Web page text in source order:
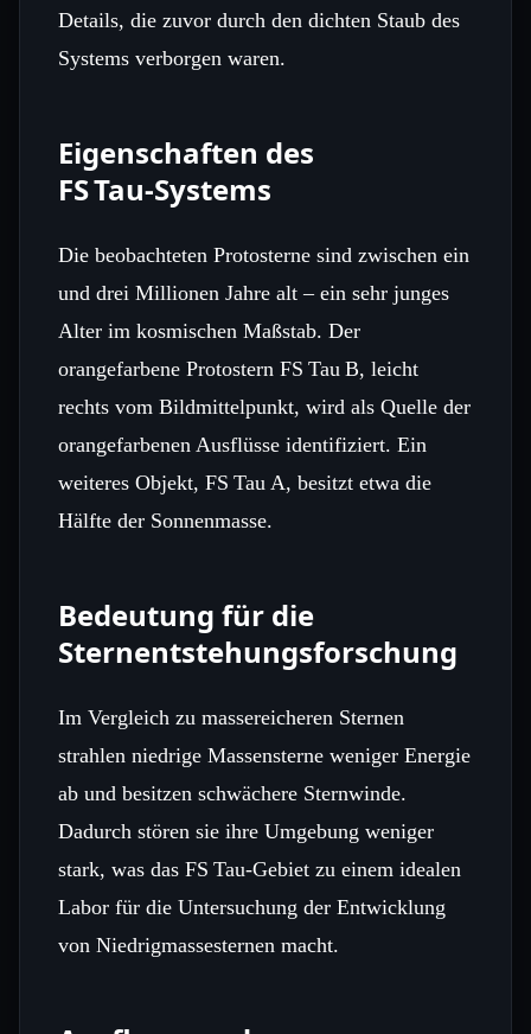
Details, die zuvor durch den dichten Staub des
Systems verborgen waren.
Eigenschaften des
FS Tau‑Systems
Die beobachteten Protosterne sind zwischen ein
und drei Millionen Jahre alt – ein sehr junges
Alter im kosmischen Maßstab. Der
orangefarbene Protostern FS Tau B, leicht
rechts vom Bildmittelpunkt, wird als Quelle der
orangefarbenen Ausflüsse identifiziert. Ein
weiteres Objekt, FS Tau A, besitzt etwa die
Hälfte der Sonnenmasse.
Bedeutung für die
Sternentstehungsforschung
Im Vergleich zu massereicheren Sternen
strahlen niedrige Massensterne weniger Energie
ab und besitzen schwächere Sternwinde.
Dadurch stören sie ihre Umgebung weniger
stark, was das FS Tau‑Gebiet zu einem idealen
Labor für die Untersuchung der Entwicklung
von Niedrigmassesternen macht.